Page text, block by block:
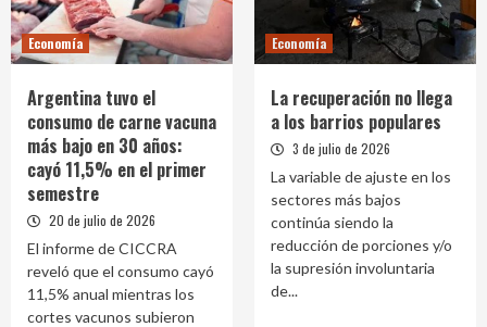
Economía
Argentina tuvo el
consumo de carne vacuna
más bajo en 30 años:
cayó 11,5% en el primer
semestre
20 de julio de 2026
El informe de CICCRA
reveló que el consumo cayó
11,5% anual mientras los
cortes vacunos subieron
Economía
La recuperación no llega
a los barrios populares
3 de julio de 2026
La variable de ajuste en los
sectores más bajos
continúa siendo la
reducción de porciones y/o
la supresión involuntaria
de...